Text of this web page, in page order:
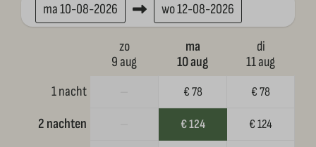
ma10-08-2026 wo12-08-2026
zo
9 aug
ma
10 aug
di
11 aug
1 nacht
€ 78 € 78
2 nachten € 124 € 124